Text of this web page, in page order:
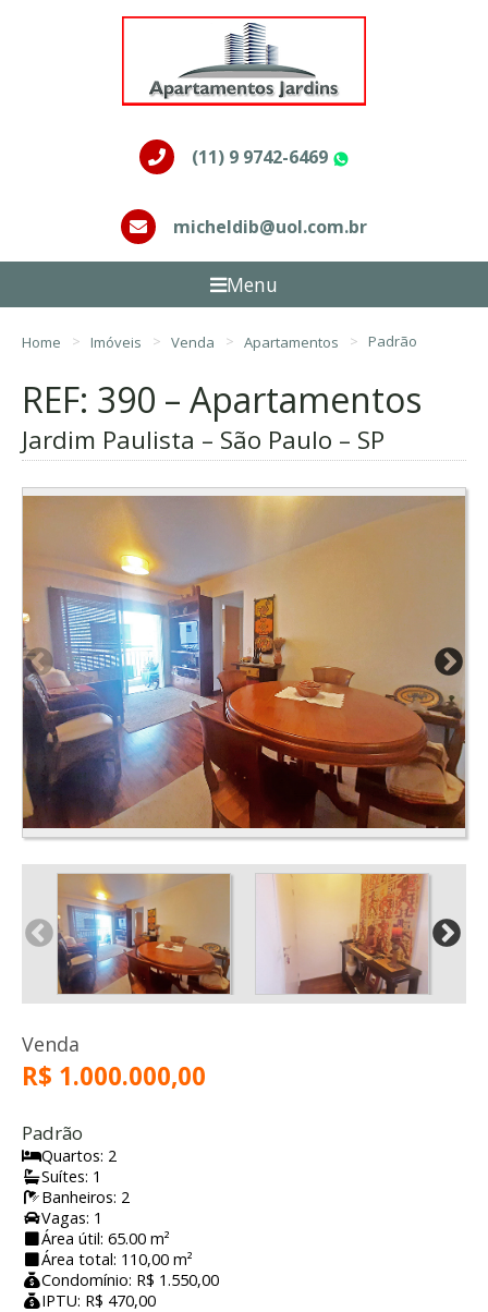
(11) 9 9742-6469
micheldib@uol.com.br
Menu
Home Imóveis Venda Apartamentos Padrão
REF: 390 – Apartamentos
Jardim Paulista – São Paulo – SP
Venda
R$ 1.000.000,00
Padrão
Quartos: 2
Suítes: 1
Banheiros: 2
Vagas: 1
Área útil: 65.00 m²
Área total: 110,00 m²
Condomínio: R$ 1.550,00
IPTU: R$ 470,00